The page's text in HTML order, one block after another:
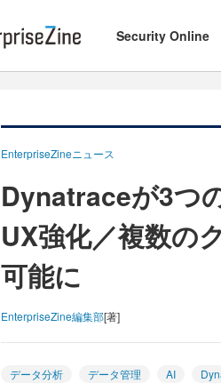
Security Online
EnterpriseZineニュース
Dynatraceが3つ
UX強化／複数の
可能に
EnterpriseZine編集部[著]
データ分析 データ管理 AI